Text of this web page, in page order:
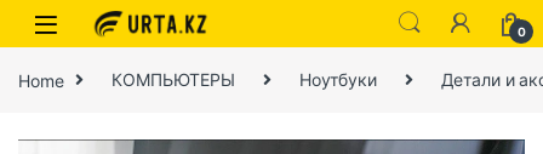
0
Home КОМПЬЮТЕРЫ Ноутбуки Детали и